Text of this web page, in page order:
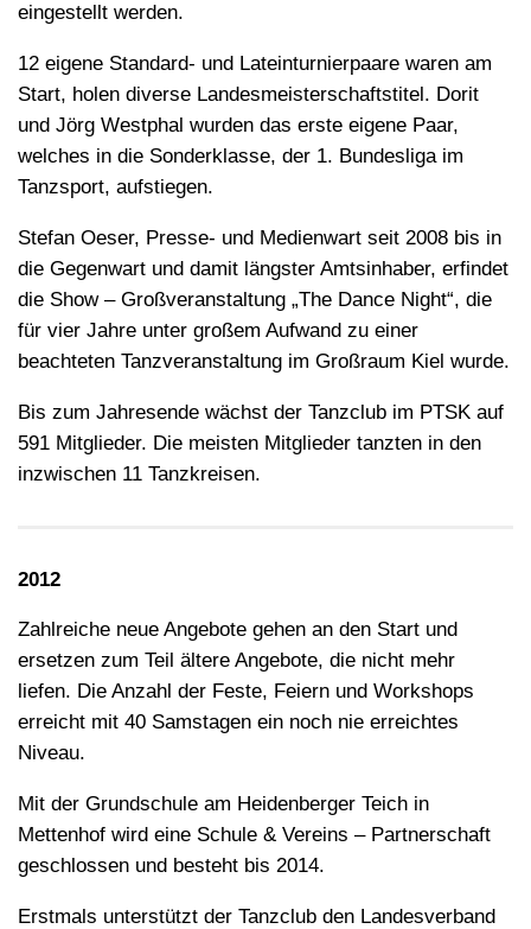
eingestellt werden.
12 eigene Standard- und Lateinturnierpaare waren am
Start, holen diverse Landesmeisterschaftstitel. Dorit
und Jörg Westphal wurden das erste eigene Paar,
welches in die Sonderklasse, der 1. Bundesliga im
Tanzsport, aufstiegen.
Stefan Oeser, Presse- und Medienwart seit 2008 bis in
die Gegenwart und damit längster Amtsinhaber, erfindet
die Show – Großveranstaltung „The Dance Night“, die
für vier Jahre unter großem Aufwand zu einer
beachteten Tanzveranstaltung im Großraum Kiel wurde.
Bis zum Jahresende wächst der Tanzclub im PTSK auf
591 Mitglieder. Die meisten Mitglieder tanzten in den
inzwischen 11 Tanzkreisen.
2012
Zahlreiche neue Angebote gehen an den Start und
ersetzen zum Teil ältere Angebote, die nicht mehr
liefen. Die Anzahl der Feste, Feiern und Workshops
erreicht mit 40 Samstagen ein noch nie erreichtes
Niveau.
Mit der Grundschule am Heidenberger Teich in
Mettenhof wird eine Schule & Vereins – Partnerschaft
geschlossen und besteht bis 2014.
Erstmals unterstützt der Tanzclub den Landesverband